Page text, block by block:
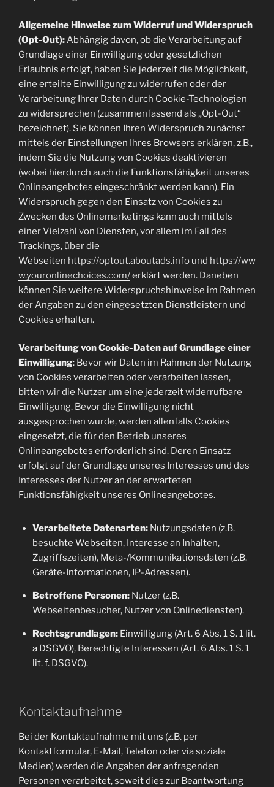
Allgemeine Hinweise zum Widerruf und Widerspruch
(Opt-Out): Abhängig davon, ob die Verarbeitung auf
Grundlage einer Einwilligung oder gesetzlichen
Erlaubnis erfolgt, haben Sie jederzeit die Möglichkeit,
eine erteilte Einwilligung zu widerrufen oder der
Verarbeitung Ihrer Daten durch Cookie-Technologien
zu widersprechen (zusammenfassend als „Opt-Out“
bezeichnet). Sie können Ihren Widerspruch zunächst
mittels der Einstellungen Ihres Browsers erklären, z.B.,
indem Sie die Nutzung von Cookies deaktivieren
(wobei hierdurch auch die Funktionsfähigkeit unseres
Onlineangebotes eingeschränkt werden kann). Ein
Widerspruch gegen den Einsatz von Cookies zu
Zwecken des Onlinemarketings kann auch mittels
einer Vielzahl von Diensten, vor allem im Fall des
Trackings, über die
Webseiten https://optout.aboutads.info und https://ww
w.youronlinechoices.com/erklärt werden. Daneben
können Sie weitere Widerspruchshinweise im Rahmen
der Angaben zu den eingesetzten Dienstleistern und
Cookies erhalten.
Verarbeitung von Cookie-Daten auf Grundlage einer
Einwilligung: Bevor wir Daten im Rahmen der Nutzung
von Cookies verarbeiten oder verarbeiten lassen,
bitten wir die Nutzer um eine jederzeit widerrufbare
Einwilligung. Bevor die Einwilligung nicht
ausgesprochen wurde, werden allenfalls Cookies
eingesetzt, die für den Betrieb unseres
Onlineangebotes erforderlich sind. Deren Einsatz
erfolgt auf der Grundlage unseres Interesses und des
Interesses der Nutzer an der erwarteten
Funktionsfähigkeit unseres Onlineangebotes.
Verarbeitete Datenarten:Nutzungsdaten (z.B.
besuchte Webseiten, Interesse an Inhalten,
Zugriffszeiten), Meta-/Kommunikationsdaten (z.B.
Geräte-Informationen, IP-Adressen).
Betroffene Personen:Nutzer (z.B.
Webseitenbesucher, Nutzer von Onlinediensten).
Rechtsgrundlagen:Einwilligung (Art. 6 Abs. 1 S. 1 lit.
a DSGVO), Berechtigte Interessen (Art. 6 Abs. 1 S. 1
lit. f. DSGVO).
Kontaktaufnahme
Bei der Kontaktaufnahme mit uns (z.B. per
Kontaktformular, E-Mail, Telefon oder via soziale
Medien) werden die Angaben der anfragenden
Personen verarbeitet, soweit dies zur Beantwortung